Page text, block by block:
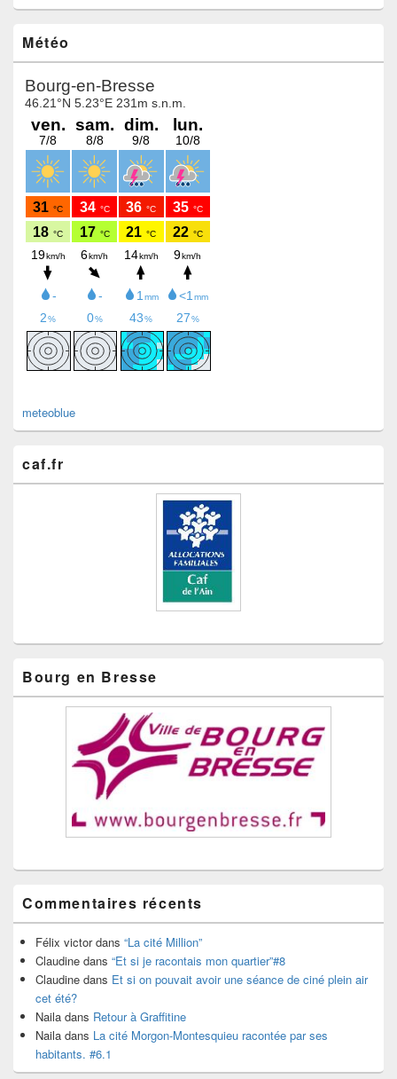
Météo
meteoblue
caf.fr
Bourg en Bresse
Commentaires récents
Félix victordans “La cité Million”
Claudine dans “Et si je racontais mon quartier”#8
Claudine dans Et si on pouvait avoir une séance de ciné plein air
cet été?
Naila dans Retour à Graffitine
Naila dans La cité Morgon-Montesquieu racontée par ses
habitants. #6.1